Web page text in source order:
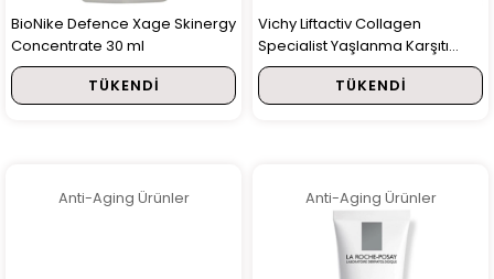
BioNike Defence Xage Skinergy
Concentrate 30 ml
TÜKENDI
Vichy Liftactiv Collagen
Specialist Yaşlanma Karşıtı
Bakım Kremi 50 ml
TÜKENDI
Anti-Aging Ürünler Anti-Aging Ürünler